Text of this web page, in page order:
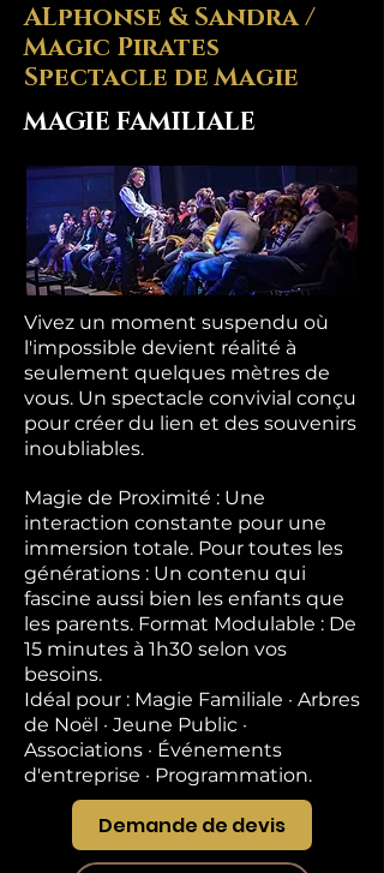
ALphonse & Sandra /
Magic Pirates
Spectacle de Magie
MAGIE FAMILIALE
Vivez un moment suspendu où
l'impossible devient réalité à
seulement quelques mètres de
vous. Un spectacle convivial conçu
pour créer du lien et des souvenirs
inoubliables.
Magie de Proximité : Une
interaction constante pour une
immersion totale. Pour toutes les
générations : Un contenu qui
fascine aussi bien les enfants que
les parents. Format Modulable : De
15 minutes à 1h30 selon vos
besoins.
Idéal pour : Magie Familiale · Arbres
de Noël · Jeune Public ·
Associations · Événements
d'entreprise · Programmation.
Demande de devis